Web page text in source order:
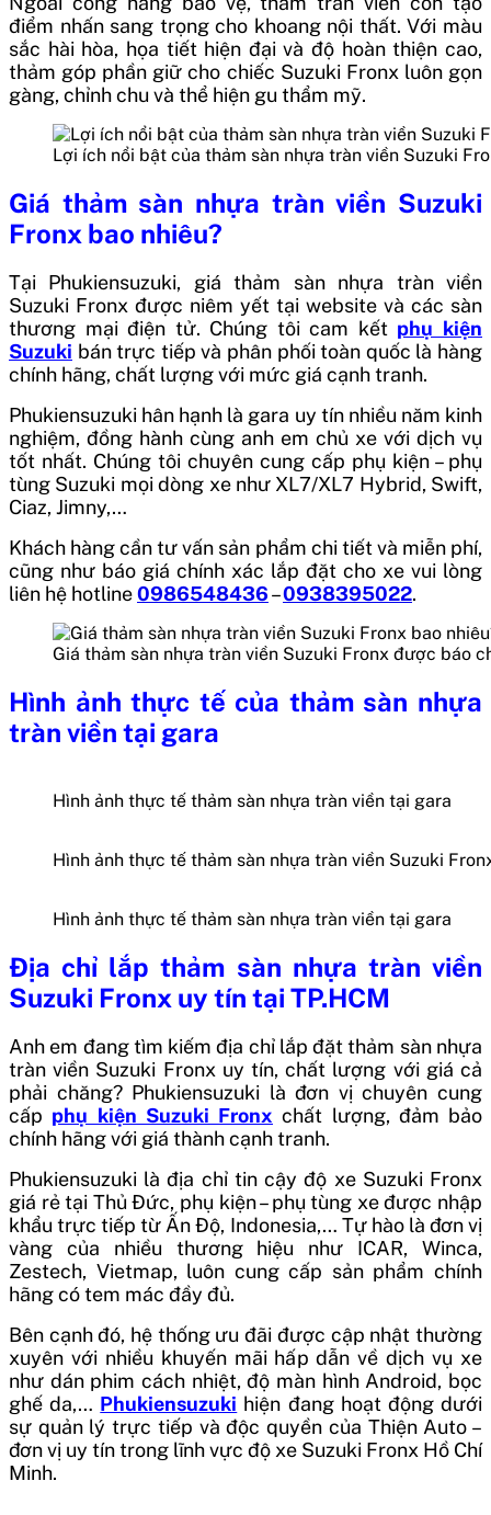
điểm nhấn sang trọng cho khoang nội thất. Với màu
sắc hài hòa, họa tiết hiện đại và độ hoàn thiện cao,
thảm góp phần giữ cho chiếc Suzuki Fronx luôn gọn
gàng, chỉnh chu và thể hiện gu thẩm mỹ.
Lợi ích nổi bật của thảm sàn nhựa tràn viền Suzuki
Giá thảm sàn nhựa tràn viền Suzuki
Fronx bao nhiêu?
Tại Phukiensuzuki, giá thảm sàn nhựa tràn viền
Suzuki Fronx được niêm yết tại website và các sàn
thương mại điện tử. Chúng tôi cam kết phụ kiện
Suzuki bán trực tiếp và phân phối toàn quốc là hàng
chính hãng, chất lượng với mức giá cạnh tranh.
Phukiensuzuki hân hạnh là gara uy tín nhiều năm kinh
nghiệm, đồng hành cùng anh em chủ xe với dịch vụ
tốt nhất. Chúng tôi chuyên cung cấp phụ kiện – phụ
tùng Suzuki mọi dòng xe như XL7/XL7 Hybrid, Swift,
Ciaz, Jimny,…
Khách hàng cần tư vấn sản phẩm chi tiết và miễn phí,
cũng như báo giá chính xác lắp đặt cho xe vui lòng
liên hệ hotline0986548436–0938395022.
Giá thảm sàn nhựa tràn viền Suzuki Fronx được báo
Hình ảnh thực tế của thảm sàn nhựa
tràn viền tại gara
Hình ảnh thực tế thảm sàn nhựa tràn viền tại gara
Hình ảnh thực tế thảm sàn nhựa tràn viền Suzuki
Hình ảnh thực tế thảm sàn nhựa tràn viền tại gara
Địa chỉ lắp thảm sàn nhựa tràn viền
Suzuki Fronx uy tín tại TP.HCM
Anh em đang tìm kiếm địa chỉ lắp đặt thảm sàn nhựa
tràn viền Suzuki Fronx uy tín, chất lượng với giá cả
phải chăng? Phukiensuzuki là đơn vị chuyên cung
cấp phụ kiện Suzuki Fronx chất lượng, đảm bảo
chính hãng với giá thành cạnh tranh.
Phukiensuzuki là địa chỉ tin cậy độ xe Suzuki Fronx
giá rẻ tại Thủ Đức, phụ kiện – phụ tùng xe được nhập
khẩu trực tiếp từ Ấn Độ, Indonesia,… Tự hào là đơn vị
vàng của nhiều thương hiệu như ICAR, Winca,
Zestech, Vietmap, luôn cung cấp sản phẩm chính
hãng có tem mác đầy đủ.
Bên cạnh đó, hệ thống ưu đãi được cập nhật thường
xuyên với nhiều khuyến mãi hấp dẫn về dịch vụ xe
như dán phim cách nhiệt, độ màn hình Android, bọc
ghế da,… Phukiensuzuki hiện đang hoạt động dưới
sự quản lý trực tiếp và độc quyền của Thiện Auto –
đơn vị uy tín trong lĩnh vực độ xe Suzuki Fronx Hồ Chí
Minh.